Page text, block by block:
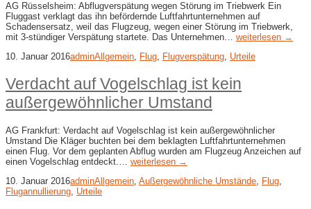
AG Rüsselsheim: Abflugverspätung wegen Störung im Triebwerk Ein
Fluggast verklagt das ihn befördernde Luftfahrtunternehmen auf
Schadensersatz, weil das Flugzeug, wegen einer Störung im Triebwerk,
mit 3-stündiger Verspätung startete. Das Unternehmen… weiterlesen →
10. Januar 2016adminAllgemein, Flug, Flugverspätung, Urteile
Verdacht auf Vogelschlag ist kein
außergewöhnlicher Umstand
AG Frankfurt: Verdacht auf Vogelschlag ist kein außergewöhnlicher
Umstand Die Kläger buchten bei dem beklagten Luftfahrtunternehmen
einen Flug. Vor dem geplanten Abflug wurden am Flugzeug Anzeichen auf
einen Vogelschlag entdeckt.… weiterlesen →
10. Januar 2016adminAllgemein, Außergewöhnliche Umstände, Flug,
Flugannullierung, Urteile